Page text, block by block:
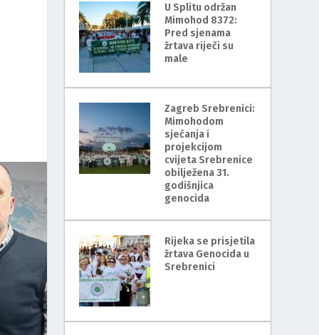
U Splitu održan
Mimohod 8372:
Pred sjenama
žrtava riječi su
male
Zagreb Srebrenici:
Mimohodom
sjećanja i
projekcijom
cvijeta Srebrenice
obilježena 31.
godišnjica
genocida
Rijeka se prisjetila
žrtava Genocida u
Srebrenici